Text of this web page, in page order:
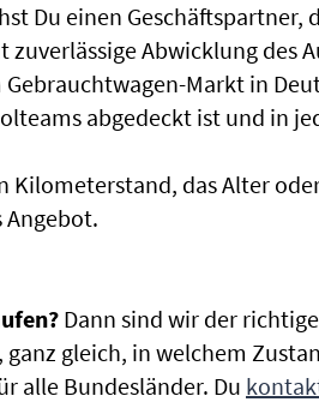
Du einen
zuverlässige Abwicklung des
Markt in
abgedeckt ist und in
Kilometerstand, das Alter
Angebot.
Dann sind wir der
gleich, in welchem
alle Bundesländer. Du